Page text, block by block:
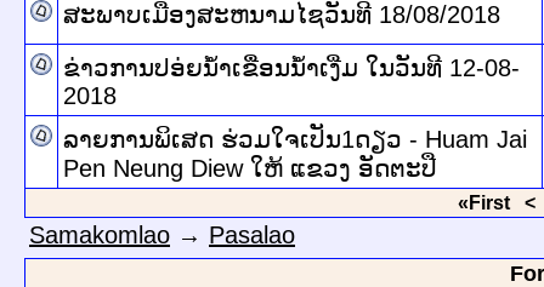
ສະພາບເມືອງສະຫນາມໄຊວັນທີ 18/08/2018
ຂ່າວການປອ່ຍນໍ້າເຂື່ອນນ້ຳເງີ່ມ ໃນວັນທີ 12-08-
2018
ລາຍການພິເສດ ຮ່ວມໃຈເປັນ1ດຽວ - Huam Jai
Pen Neung Diew ໃຫ້ ແຂວງ ອັດຕະປື
«First <
Samakomlao → Pasalao